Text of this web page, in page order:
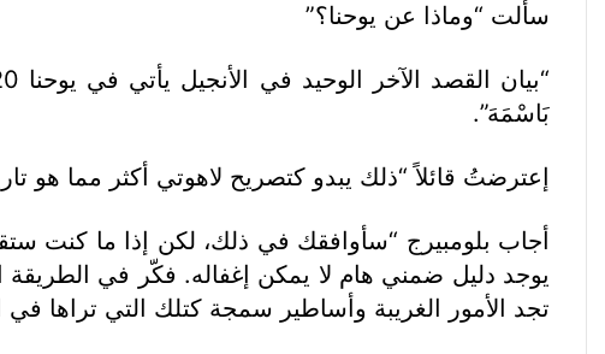
سألت “وماذا عن يوحنا؟”
بَاسْمَهَ”.
إعترضتُ قائلاً “ذلك يبدو كتصريح لاهوتي أكثر مما هو
أجاب بلومبيرج “سأوافقك في ذلك، لكن إذا ما كنت
يوجد دليل ضمني هام لا يمكن إغفاله. فكّر في
تجد الأمور الغريبة وأساطير سمجة كتلك التي تراها في